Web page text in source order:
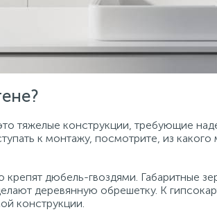
тяжелые конструкции, требующие
к монтажу, посмотрите, из какого
крепят дюбель-гвоздями. Габаритные
деревянную обрешетку. К
конструкции.